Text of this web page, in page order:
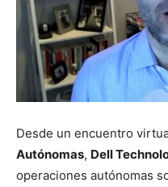
Desde un encuentro
Autónomas, Dell
operaciones autónomas